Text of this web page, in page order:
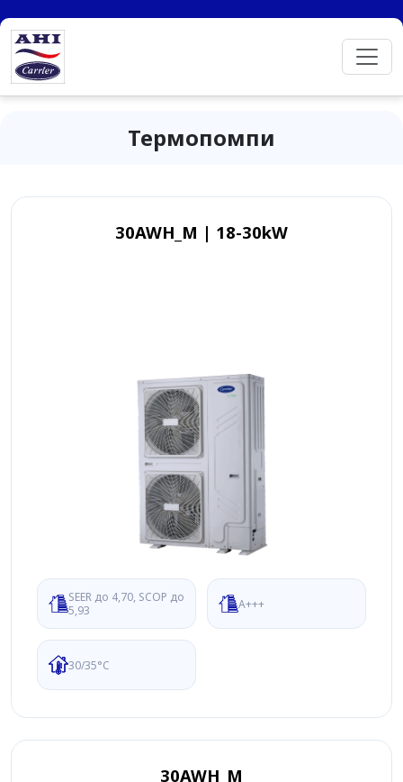
Термопомпи
30AWH_M | 18-30kW
SEER до 4,70, SCOP до
5,93
A+++
30/35°C
30AWH_Μ